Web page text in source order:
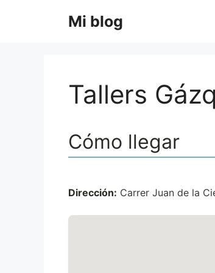
Mi blog
Tallers
Cómo llegar
Dirección: Carrer Juan de la